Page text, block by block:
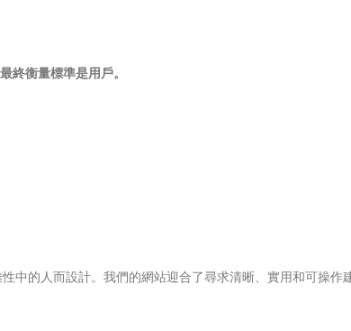
終衡量標準是用戶。
中的人而設計。我們的網站迎合了尋求清晰、實用和可操作